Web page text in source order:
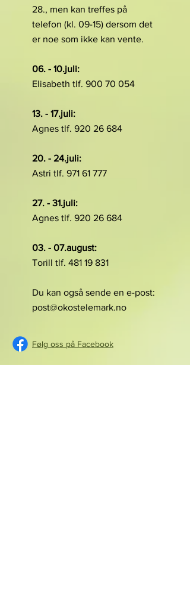
28., men kan treffes på
telefon (kl. 09-15) dersom det
er noe som ikke kan vente.
06. - 10.juli:
Elisabeth tlf. 900 70 054
13. - 17.juli:
Agnes tlf. 920 26 684
20. - 24.juli:
Astri tlf. 971 61 777
27. - 31.juli:
Agnes tlf. 920 26 684
03. - 07.august:
Torill tlf. 481 19 831
Du kan også sende en e-post:
post@okostelemark.no
Følg oss på Facebook